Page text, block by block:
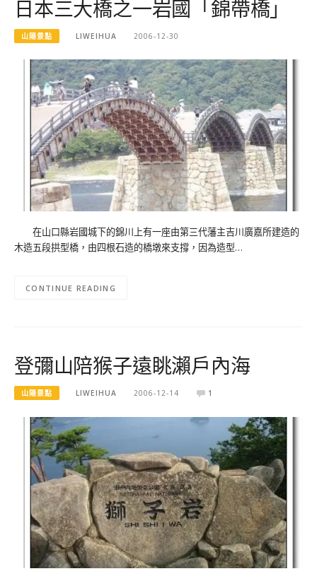
日本三大橋之一岩國「錦帶橋」
山陽景點 LIWEIHUA 2006-12-30
在山口縣岩國城下的錦川上有一座由第三代藩主吉川廣嘉所建造的
木造五段拱型橋，由四根石造的橋墩來支撐，因為造型…
CONTINUE READING
登彌山陪猴子遠眺瀨戶內海
山陽景點 LIWEIHUA 2006-12-14 1